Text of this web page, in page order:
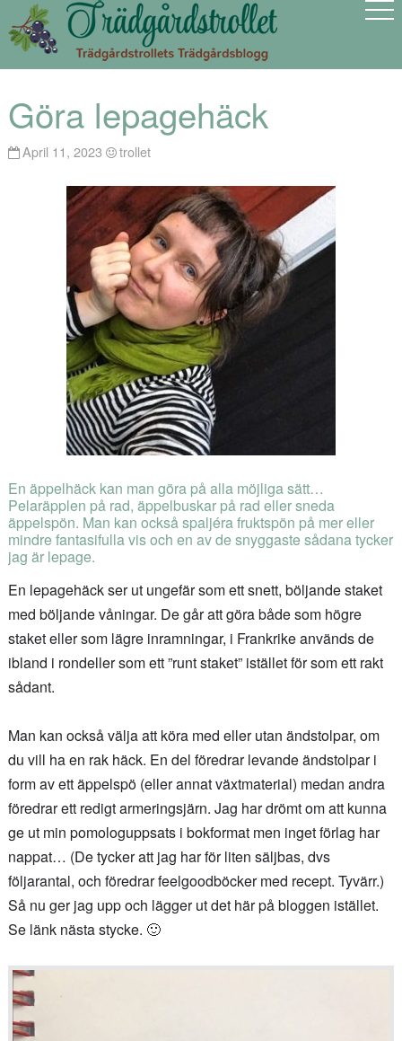
Göra lepagehäck
April 11, 2023 trollet
En äppelhäck kan man göra på alla möjliga sätt…
Pelaräpplen på rad, äppelbuskar på rad eller sneda
äppelspön. Man kan också spaljéra fruktspön på mer eller
mindre fantasifulla vis och en av de snyggaste sådana tycker
jag är lepage.
En lepagehäck ser ut ungefär som ett snett, böljande staket
med böljande våningar. De går att göra både som högre
staket eller som lägre inramningar, i Frankrike används de
ibland i rondeller som ett ”runt staket” istället för som ett rakt
sådant.
Man kan också välja att köra med eller utan ändstolpar, om
du vill ha en rak häck. En del föredrar levande ändstolpar i
form av ett äppelspö (eller annat växtmaterial) medan andra
föredrar ett redigt armeringsjärn. Jag har drömt om att kunna
ge ut min pomologuppsats i bokformat men inget förlag har
nappat… (De tycker att jag har för liten säljbas, dvs
följarantal, och föredrar feelgoodböcker med recept. Tyvärr.)
Så nu ger jag upp och lägger ut det här på bloggen istället.
Se länk nästa stycke. 🙂